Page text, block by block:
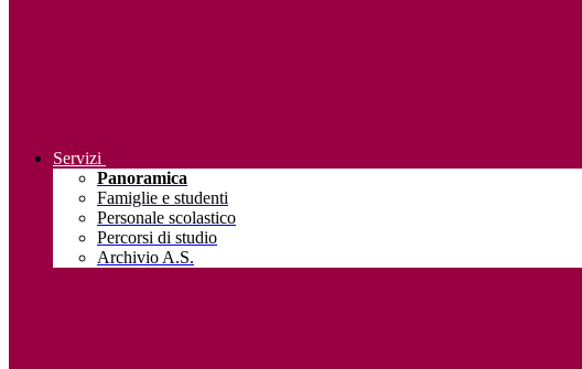
Servizi
Panoramica
Famiglie e studenti
Personale scolastico
Percorsi di studio
Archivio A.S.